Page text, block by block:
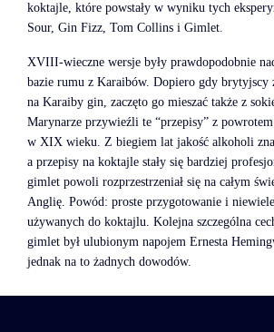
koktajle, które powstały w wyniku tych
Sour, Gin Fizz, Tom Collins i Gimlet.
XVIII-wieczne wersje były prawdopodobnie
bazie rumu z Karaibów. Dopiero gdy brytyjscy
na Karaiby gin, zaczęto go mieszać także z
Marynarze przywieźli te “przepisy” z
w XIX wieku. Z biegiem lat jakość alkoholi
a przepisy na koktajle stały się bardziej
gimlet powoli rozprzestrzeniał się na całym
Anglię. Powód: proste przygotowanie i
używanych do koktajlu. Kolejna szczególna
gimlet był ulubionym napojem Ernesta
jednak na to żadnych dowodów.